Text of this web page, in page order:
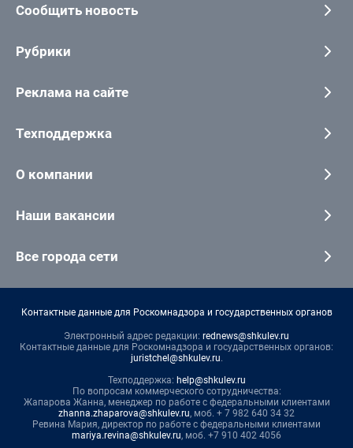
Сообщить новость
Рубрики
Реклама на сайте
Техподдержка
О компании
Наши вакансии
Все города сети
Контактные данные для Роскомнадзора и государственных органов
Электронный адрес редакции: rednews@shkulev.ru
Контактные данные для Роскомнадзора и государственных органов:
juristchel@shkulev.ru.
Техподдержка: help@shkulev.ru
По вопросам коммерческого сотрудничества:
Жапарова Жанна, менеджер по работе с федеральными клиентами
zhanna.zhaparova@shkulev.ru, моб. + 7 982 640 34 32
Ревина Мария, директор по работе с федеральными клиентами
mariya.revina@shkulev.ru, моб. +7 910 402 4056